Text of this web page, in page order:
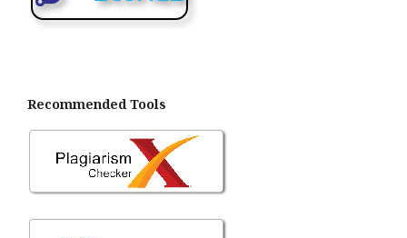
Recommended Tools